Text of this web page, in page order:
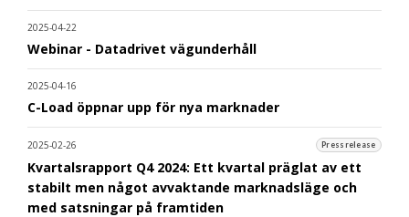
2025-04-22
Webinar - Datadrivet vägunderhåll
2025-04-16
C-Load öppnar upp för nya marknader
2025-02-26 Pressrelease
Kvartalsrapport Q4 2024: Ett kvartal präglat av ett
stabilt men något avvaktande marknadsläge och
med satsningar på framtiden